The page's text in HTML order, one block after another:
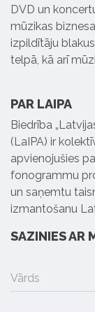
DVD un
mūzikas
izpildītāju
telpā, kā arī
PAR LAIPA
Biedrība
(LaIPA) ir
apvienojušies
fonogrammu
un saņemtu
izmantošanu
SAZINIES AR
Vārds